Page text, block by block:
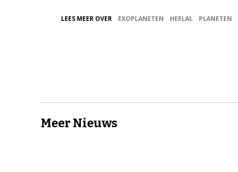
LEES MEER OVER EXOPLANETEN HEELAL PLANETEN
Meer Nieuws